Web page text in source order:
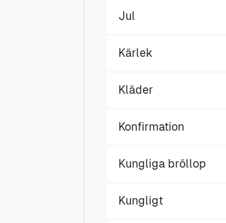
Jul
Kärlek
Kläder
Konfirmation
Kungliga bröllop
Kungligt